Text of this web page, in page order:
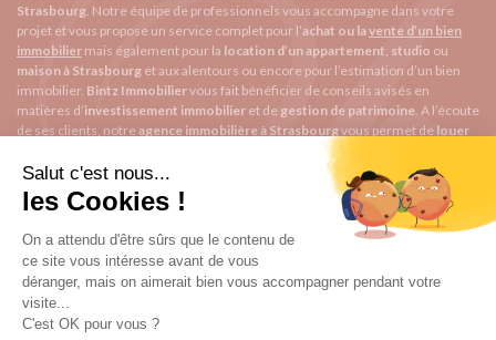
Strasbourg . Notre équipe de professionnels vous accompagne dans votre
projet et vous propose un service complet pour l’achat ou lavente d’un bien
immobilier mais également pour la location d’un appartement, studio ou
maison à Strasbourg et aux alentours ou encore pour l’estimation d’un bien
immobilier. Bintz Immobiliervous fait bénéficier de conseils avisés en
matières d’investissement immobilier et de gestion de patrimoine . A l’écoute
de ses clients, notreagence immobilière à Strasbourgvous permet de louer
un bien répondant à vos exigences.
BINTZ immobilier
1 rue Saint Arbogast
contact@bintzimmobilier.fr
Qui sommes-nous ?
Nos honoraires
Contact
Suivez-nous sur
F.A.Q.